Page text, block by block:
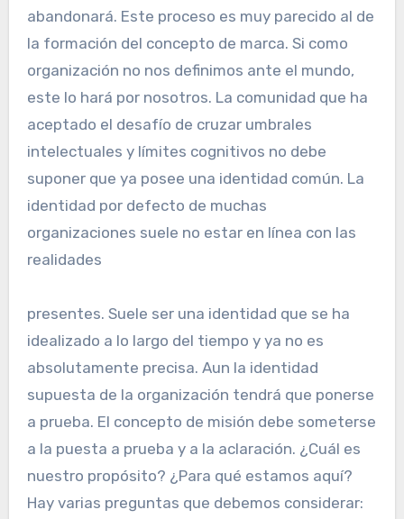
abandonará. Este proceso es muy parecido al de
la formación del concepto de marca. Si como
organización no nos definimos ante el mundo,
este lo hará por nosotros. La comunidad que ha
aceptado el desafío de cruzar umbrales
intelectuales y límites cognitivos no debe
suponer que ya posee una identidad común. La
identidad por defecto de muchas
organizaciones suele no estar en línea con las
realidades
presentes. Suele ser una identidad que se ha
idealizado a lo largo del tiempo y ya no es
absolutamente precisa. Aun la identidad
supuesta de la organización tendrá que ponerse
a prueba. El concepto de misión debe someterse
a la puesta a prueba y a la aclaración. ¿Cuál es
nuestro propósito? ¿Para qué estamos aquí?
Hay varias preguntas que debemos considerar: